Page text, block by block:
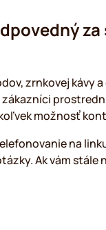
za
zrnkovej
možnosť
na
Ak vám